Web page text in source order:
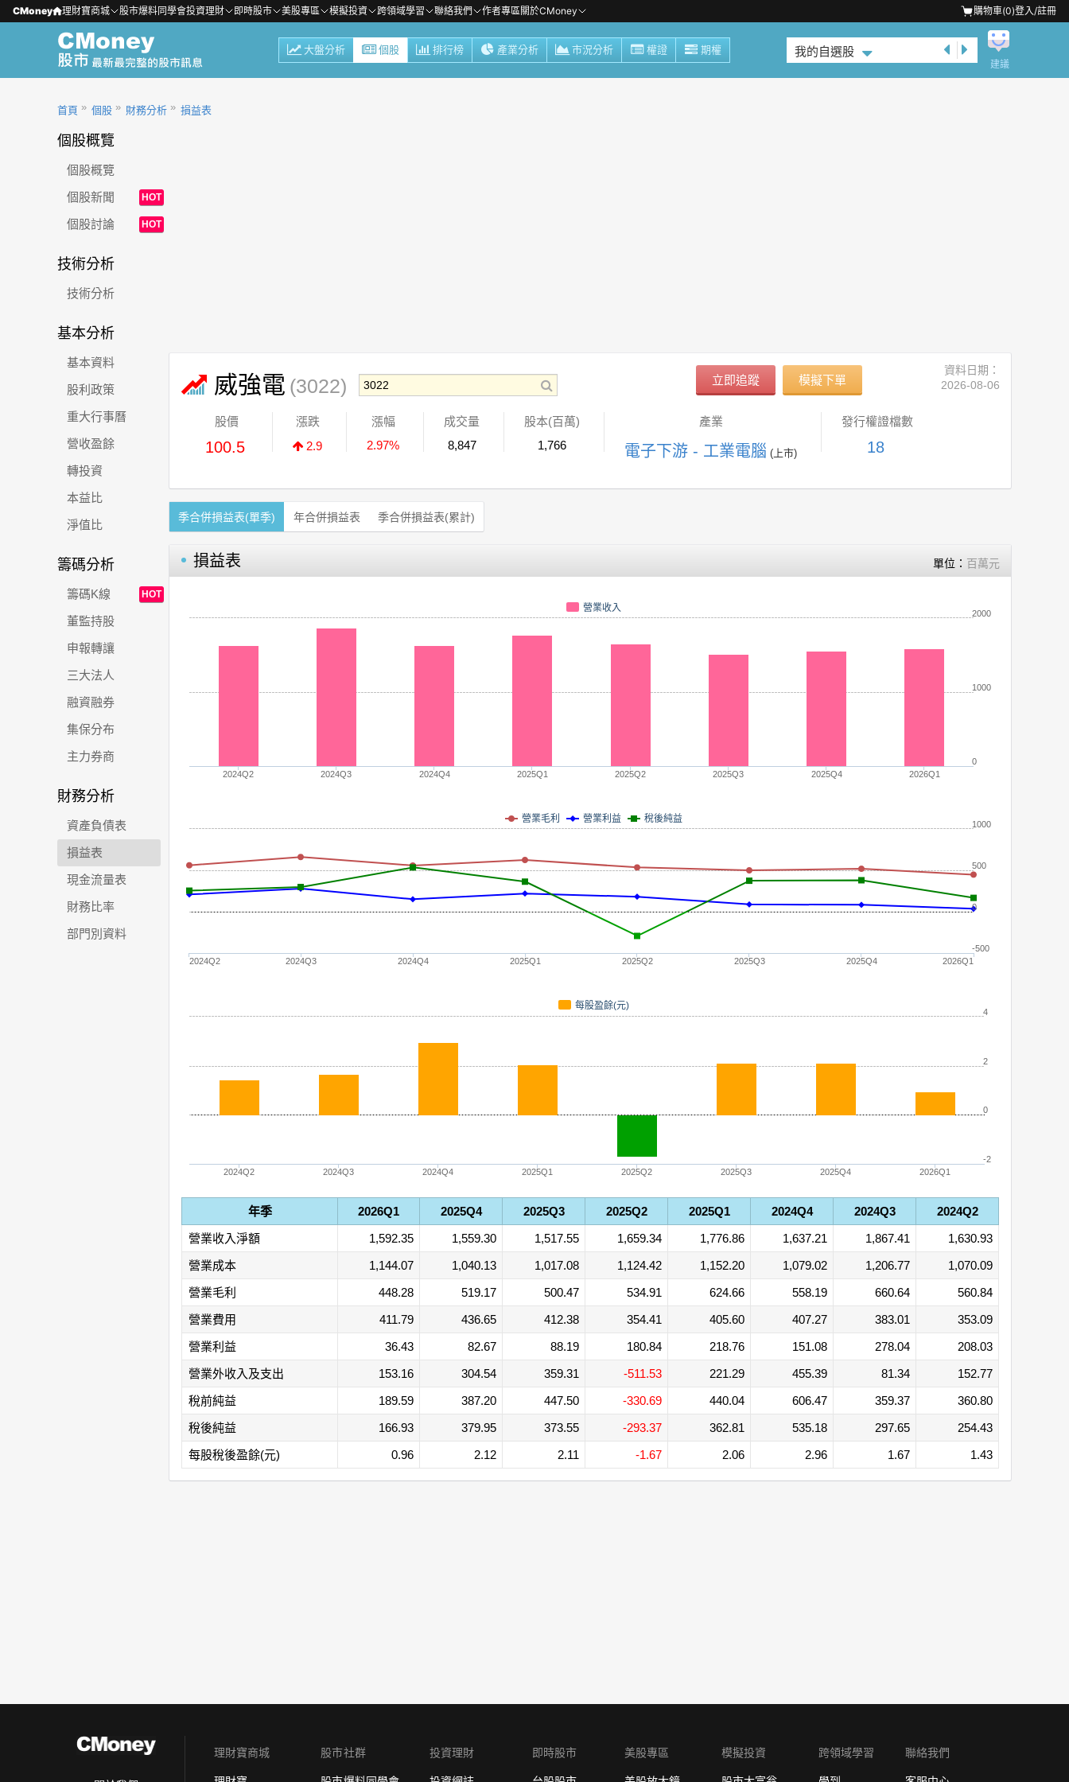
CMoney 理財寶商城 股市爆料同學會投資理財 即時股市 美股專區 模擬投資 跨領域學習 聯絡我們 作者專區關於CMoney 購物車(0)登入/註冊
大盤分析 個股 排行榜 產業分析 市況分析 權證 期權 我的自選股
建議
首頁 個股 財務分析 損益表
個股概覽
個股概覽
個股新聞
HOT
個股討論 HOT
技術分析
技術分析
基本分析
基本資料
股利政策
重大行事曆
營收盈餘
轉投資
本益比
淨值比
籌碼分析
籌碼K線 HOT
董監持股
申報轉讓
三大法人
融資融券
集保分布
主力券商
財務分析
資產負債表
損益表
現金流量表
財務比率
部門別資料
威強電 (3022) 立即追蹤 模擬下單
資料日期：
2026-08-06
股價
100.5
漲跌
2.9
漲幅
2.97%
成交量
8,847
股本(百萬)
1,766
產業
電子下游 - 工業電腦 (上市)
發行權證檔數
18
季合併損益表(單季) 年合併損益表 季合併損益表(累計)
損益表 單位： 百萬元
營業收入
2024Q2 2024Q3 2024Q4 2025Q1 2025Q2 2025Q3 2025Q4 2026Q1
0
1000
2000
營業毛利 營業利益 稅後純益
2024Q2 2024Q3 2024Q4 2025Q1 2025Q2 2025Q3 2025Q4 2026Q1
-500
0
500
1000
每股盈餘(元)
2024Q2 2024Q3 2024Q4 2025Q1 2025Q2 2025Q3 2025Q4 2026Q1
-2
0
2
4
年季 2026Q1 2025Q4 2025Q3 2025Q2 2025Q1 2024Q4 2024Q3
2024Q2
營業收入淨額
1,592.35 1,559.30 1,517.55 1,659.34 1,776.86 1,637.21 1,867.41
1,630.93
營業成本
1,144.07 1,040.13 1,017.08 1,124.42 1,152.20 1,079.02 1,206.77
1,070.09
營業毛利
448.28 519.17 500.47 534.91 624.66 558.19 660.64
560.84
營業費用
411.79 436.65 412.38 354.41 405.60 407.27 383.01
353.09
營業利益
36.43 82.67 88.19 180.84 218.76 151.08 278.04
208.03
營業外收入及支出
153.16 304.54 359.31 -511.53 221.29 455.39 81.34
152.77
稅前純益
189.59 387.20 447.50 -330.69 440.04 606.47 359.37
360.80
稅後純益
166.93 379.95 373.55 -293.37 362.81 535.18 297.65
254.43
每股稅後盈餘(元)
0.96 2.12 2.11 -1.67 2.06 2.96 1.67 1.43
理財寶商城 股市社群 投資理財 即時股市 美股專區 模擬投資 跨領域學習 聯絡我們